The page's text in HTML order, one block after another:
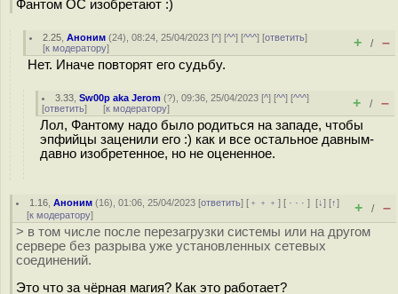
Фантом ОС изобретают :)
2.25 ,Аноним (24), 08:24, 25/04/2023 [^] [^^] [^^^] [ответить]
[к модератору] + / –
Нет. Иначе повторят его судьбу.
3.33 ,Sw00p aka Jerom (?), 09:36, 25/04/2023 [^] [^^] [^^^]
[ответить] [к модератору] + / –
Лол, Фантому надо было родиться на западе, чтобы
эпфийцы заценили его :) как и все остальное давным-
давно изобретенное, но не оцененное.
1.16 ,Аноним (16), 01:06, 25/04/2023 [ответить] [ ﹢﹢﹢] [ · · ·][↓] [↑]
[к модератору] + / –
> в том числе после перезагрузки системы или на другом
сервере без разрыва уже установленных сетевых
соединений.
Это что за чёрная магия? Как это работает?